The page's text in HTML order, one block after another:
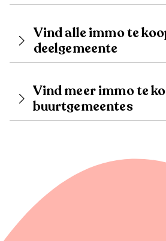
Vind alle immo te
deelgemeente
Vind meer immo te
buurtgemeentes